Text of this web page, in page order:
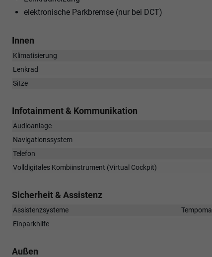
elektronische Parkbremse (nur bei DCT)
Innen
Klimatisierung
Lenkrad
Sitze
Infotainment & Kommunikation
Audioanlage
Navigationssystem
Telefon
Volldigitales Kombiinstrument (Virtual Cockpit)
Sicherheit & Assistenz
Assistenzsysteme
Einparkhilfe
Außen